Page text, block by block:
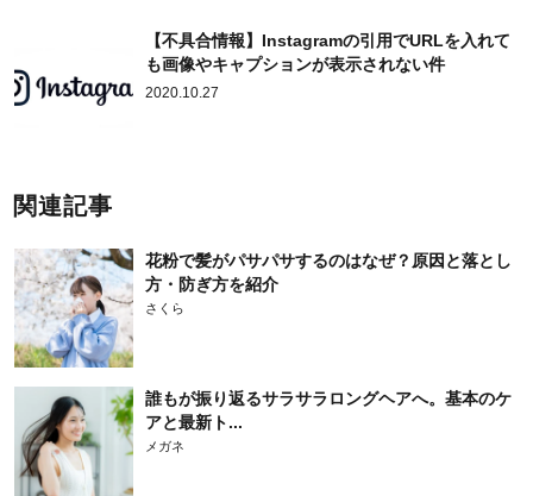
【不具合情報】Instagramの引用でURLを入れて
も画像やキャプションが表示されない件
2020.10.27
関連記事
花粉で髪がパサパサするのはなぜ？原因と落とし
方・防ぎ方を紹介
さくら
誰もが振り返るサラサラロングヘアへ。基本のケ
アと最新ト...
メガネ